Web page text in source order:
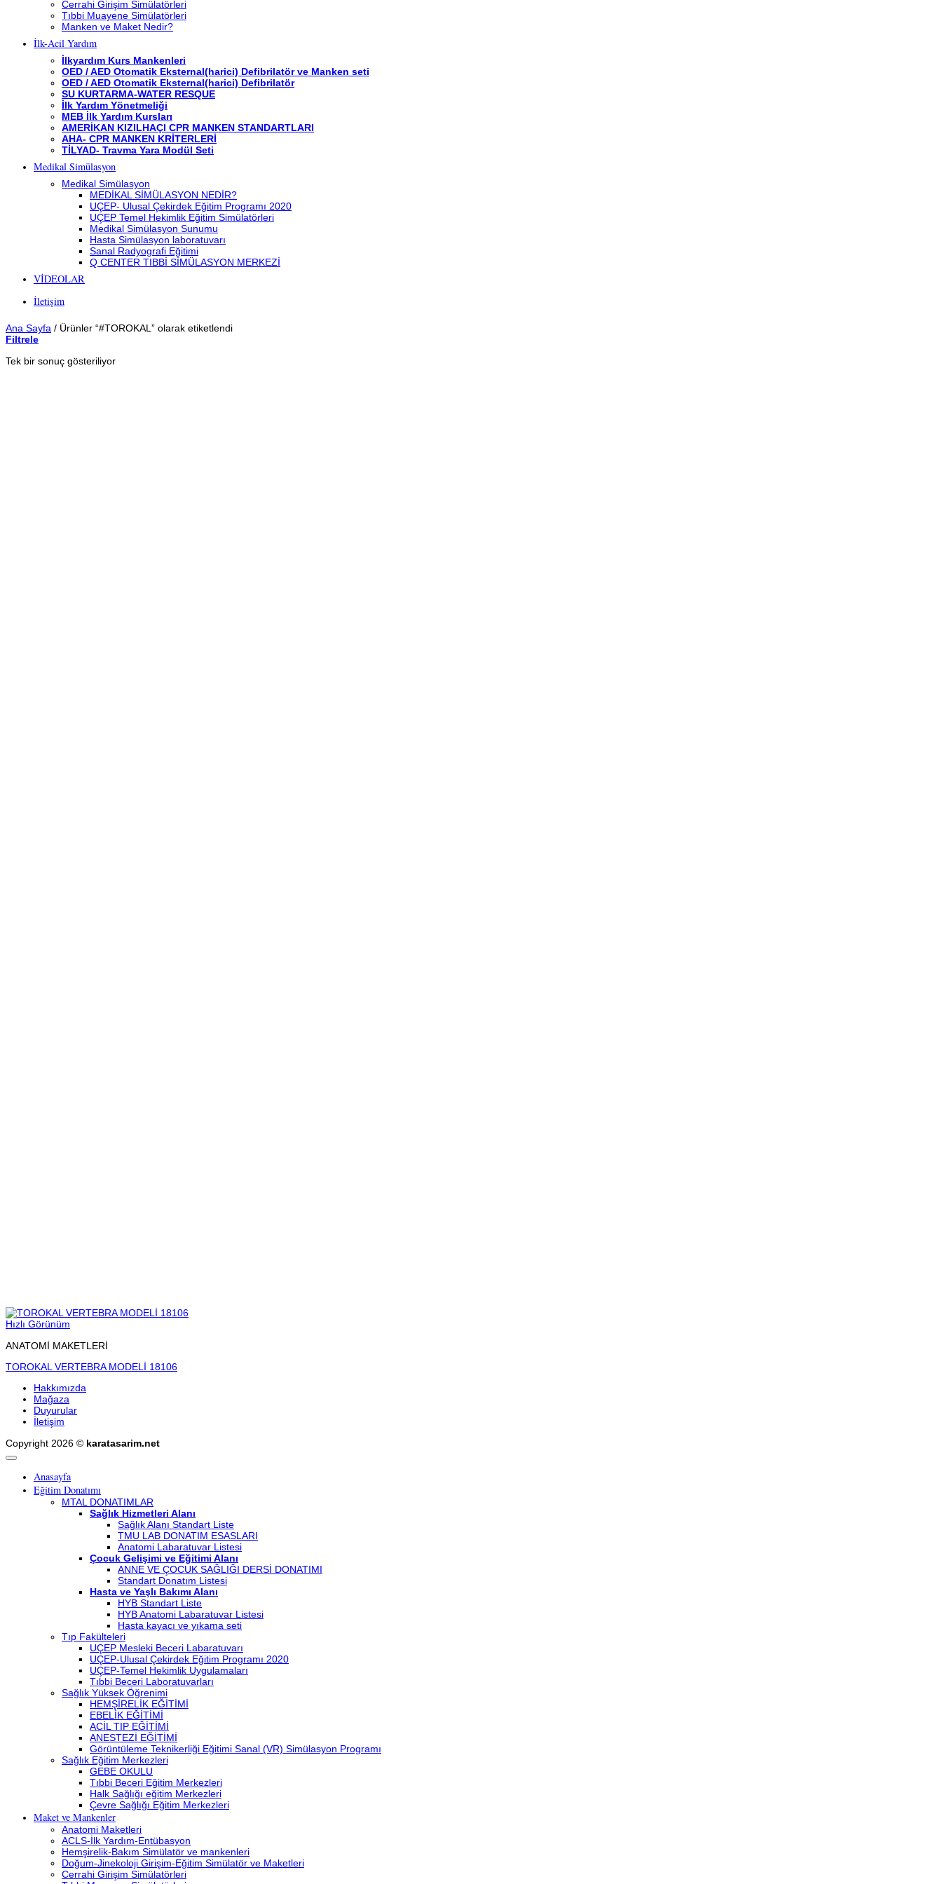
Cerrahi Girişim Simülatörleri
Tıbbi Muayene Simülatörleri
Manken ve Maket Nedir?
İlk-Acil Yardım
İlkyardım Kurs Mankenleri
OED / AED Otomatik Eksternal(harici) Defibrilatör ve Manken seti
OED / AED Otomatik Eksternal(harici) Defibrilatör
SU KURTARMA-WATER RESQUE
İlk Yardım Yönetmeliği
MEB İlk Yardım Kursları
AMERİKAN KIZILHAÇI CPR MANKEN STANDARTLARI
AHA- CPR MANKEN KRİTERLERİ
TİLYAD- Travma Yara Modül Seti
Medikal Simülasyon
Medikal Simülasyon
MEDİKAL SİMÜLASYON NEDİR?
UÇEP- Ulusal Çekirdek Eğitim Programı 2020
UÇEP Temel Hekimlik Eğitim Simülatörleri
Medikal Simülasyon Sunumu
Hasta Simülasyon laboratuvarı
Sanal Radyografi Eğitimi
Q CENTER TIBBİ SİMÜLASYON MERKEZİ
VİDEOLAR
İletişim
Ana Sayfa / Ürünler “#TOROKAL” olarak etiketlendi
Filtrele
Tek bir sonuç gösteriliyor
Hızlı Görünüm
ANATOMİ MAKETLERİ
TOROKAL VERTEBRA MODELİ 18106
Hakkımızda
Mağaza
Duyurular
İletişim
Copyright 2026 © karatasarim.net
Anasayfa
Eğitim Donatımı
MTAL DONATIMLAR
Sağlık Hizmetleri Alanı
Sağlık Alanı Standart Liste
TMU LAB DONATIM ESASLARI
Anatomi Labaratuvar Listesi
Çocuk Gelişimi ve Eğitimi Alanı
ANNE VE ÇOCUK SAĞLIĞI DERSİ DONATIMI
Standart Donatım Listesi
Hasta ve Yaşlı Bakımı Alanı
HYB Standart Liste
HYB Anatomi Labaratuvar Listesi
Hasta kayacı ve yıkama seti
Tıp Fakülteleri
UÇEP Mesleki Beceri Labaratuvarı
UÇEP-Ulusal Çekirdek Eğitim Programı 2020
UÇEP-Temel Hekimlik Uygulamaları
Tıbbi Beceri Laboratuvarları
Sağlık Yüksek Öğrenimi
HEMŞİRELİK EĞİTİMİ
EBELİK EĞİTİMİ
ACİL TIP EĞİTİMİ
ANESTEZİ EĞİTİMİ
Görüntüleme Teknikerliği Eğitimi Sanal (VR) Simülasyon Programı
Sağlık Eğitim Merkezleri
GEBE OKULU
Tıbbi Beceri Eğitim Merkezleri
Halk Sağlığı eğitim Merkezleri
Çevre Sağlığı Eğitim Merkezleri
Maket ve Mankenler
Anatomi Maketleri
ACLS-İlk Yardım-Entübasyon
Hemşirelik-Bakım Simülatör ve mankenleri
Doğum-Jinekoloji Girişim-Eğitim Simülatör ve Maketleri
Cerrahi Girişim Simülatörleri